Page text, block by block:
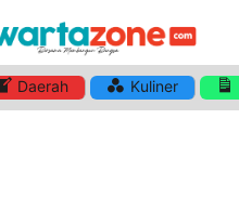
Daerah Kuliner